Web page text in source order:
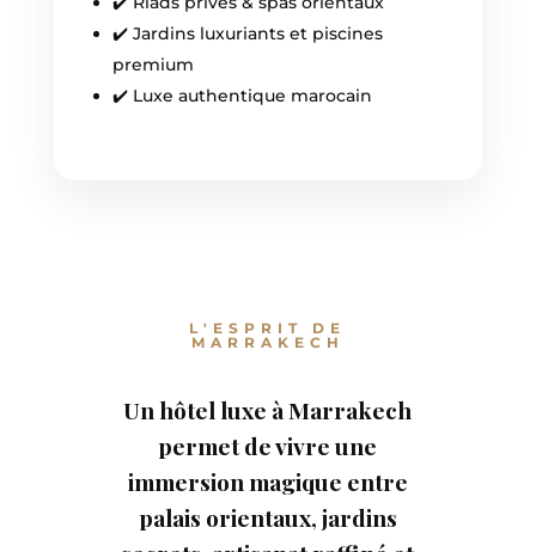
✔️ Jardins luxuriants et piscines
premium
✔️ Luxe authentique marocain
L'ESPRIT DE
MARRAKECH
Un hôtel luxe à Marrakech
permet de vivre une
immersion magique entre
palais orientaux, jardins